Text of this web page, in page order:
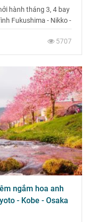
hành tháng 3, 4 bay
Fukushima - Nikko -
5707
ngắm hoa anh
- Kobe - Osaka